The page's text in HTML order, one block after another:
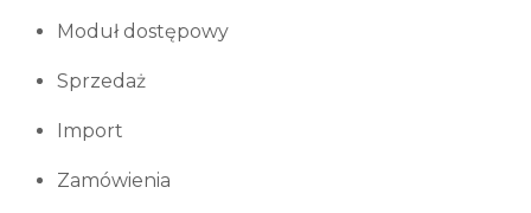
Moduł dostępowy
Sprzedaż
Import
Zamówienia